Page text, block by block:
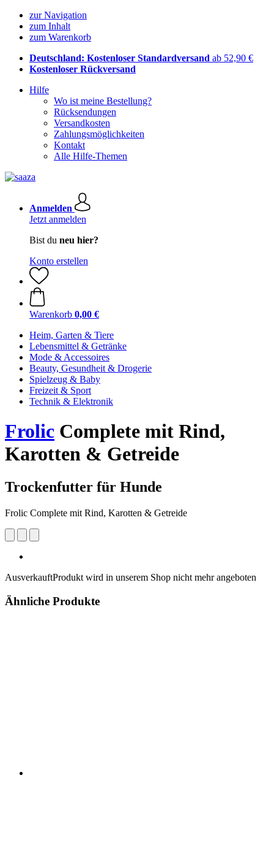
zur Navigation
zum Inhalt
zum Warenkorb
Deutschland: Kostenloser Standardversand ab 52,90 €
Kostenloser Rückversand
Hilfe
Wo ist meine Bestellung?
Rücksendungen
Versandkosten
Zahlungsmöglichkeiten
Kontakt
Alle Hilfe-Themen
Anmelden
Jetzt anmelden
Bist du neu hier?
Konto erstellen
Warenkorb 0,00 €
Heim, Garten & Tiere
Lebensmittel & Getränke
Mode & Accessoires
Beauty, Gesundheit & Drogerie
Spielzeug & Baby
Freizeit & Sport
Technik & Elektronik
Frolic Complete mit Rind,
Karotten & Getreide
Trockenfutter für Hunde
Frolic Complete mit Rind, Karotten & Getreide
AusverkauftProdukt wird in unserem Shop nicht mehr angeboten
Ähnliche Produkte